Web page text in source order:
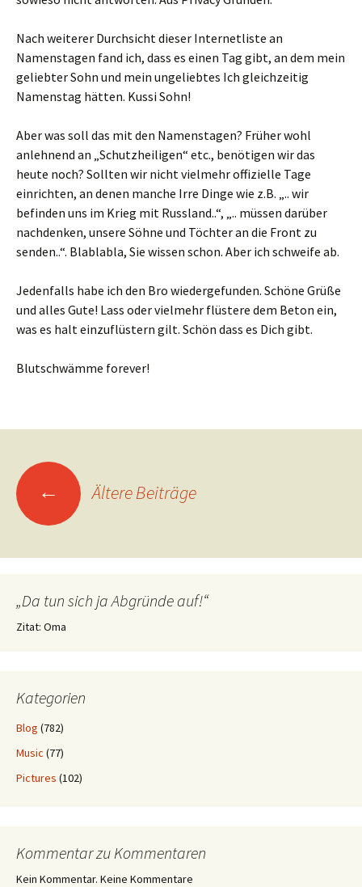
Nach weiterer Durchsicht dieser Internetliste an
Namenstagen fand ich, dass es einen Tag gibt, an dem mein
geliebter Sohn und mein ungeliebtes Ich gleichzeitig
Namenstag hätten. Kussi Sohn!
Aber was soll das mit den Namenstagen? Früher wohl
anlehnend an „Schutzheiligen“ etc., benötigen wir das
heute noch? Sollten wir nicht vielmehr offizielle Tage
einrichten, an denen manche Irre Dinge wie z.B. „.. wir
befinden uns im Krieg mit Russland..“, „.. müssen darüber
nachdenken, unsere Söhne und Töchter an die Front zu
senden..“. Blablabla, Sie wissen schon. Aber ich schweife ab.
Jedenfalls habe ich den Bro wiedergefunden. Schöne Grüße
und alles Gute! Lass oder vielmehr flüstere dem Beton ein,
was es halt einzuflüstern gilt. Schön dass es Dich gibt.
Blutschwämme forever!
Beitragsnavigation
← Ältere Beiträge
„Da tun sich ja Abgründe auf!“
Zitat: Oma
Kategorien
Blog (782)
Music (77)
Pictures (102)
Kommentar zu Kommentaren
Kein Kommentar. Keine Kommentare